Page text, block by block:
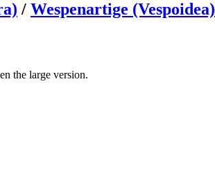
/ Wespenartige (Vespoidea)
the large version.